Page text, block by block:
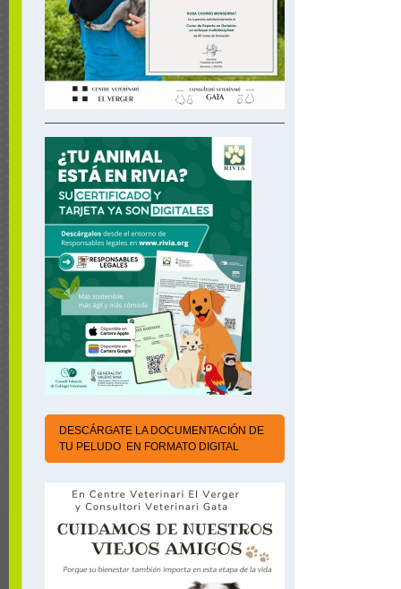
DESCÁRGATE LA DOCUMENTACIÓN DE
TU PELUDO EN FORMATO DIGITAL